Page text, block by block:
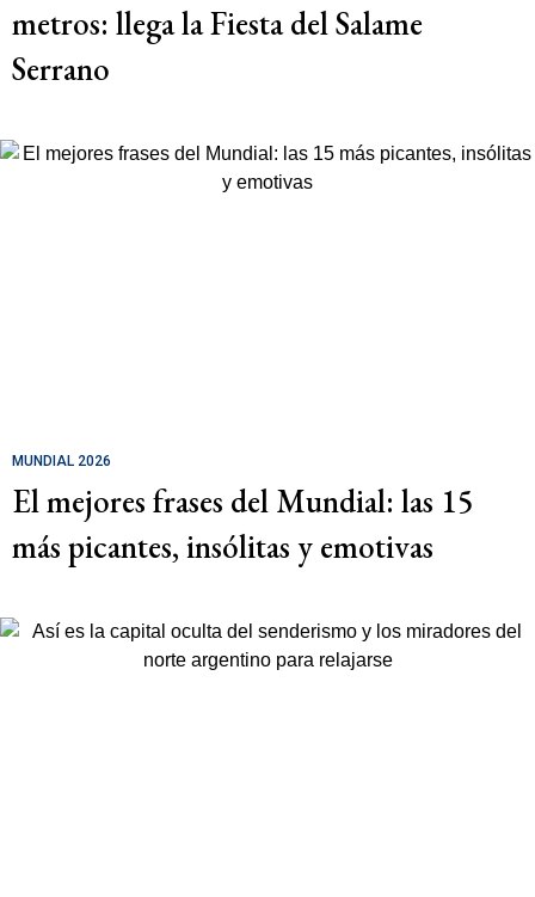
metros: llega la Fiesta del Salame
Serrano
MUNDIAL 2026
El mejores frases del Mundial: las 15
más picantes, insólitas y emotivas